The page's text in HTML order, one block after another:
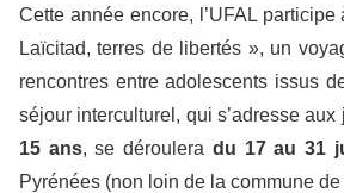
Cette année encore, l’UFAL participe
Laïcitad, terres de libertés », un
rencontres entre adolescents issus
séjour interculturel, qui s’adresse aux
15 ans, se déroulera du 17 au 31
Pyrénées (non loin de la commune